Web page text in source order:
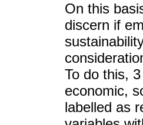
On this
discern if
To do this,
economic,
labelled as